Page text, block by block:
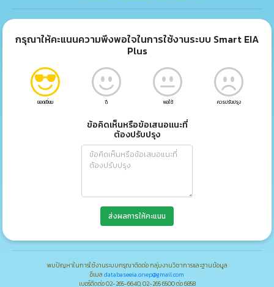
กรุณาให้คะแนนความพึงพอใจในการใช้งานระบบ Smart EIA
Plus
ยอดเยี่ยม ดี พอใช้ ควรปรับปรุง
ข้อคิดเห็นหรือข้อเสนอแนะที่
ต้องปรับปรุง
ส่งผลการให้คะแนน
พบปัญหาในการใช้งานระบบกรุณาติดต่อ กลุ่มงานวิชาการและฐานข้อมูล
อีเมล databaseeia.onep@gmail.com
เบอร์ติดต่อ 02-265-6640, 02-265 6500 ต่อ 6858